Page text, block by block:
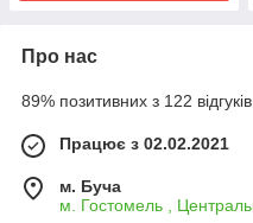
Про нас
89% позитивних з 122 відгуків
Працює з 02.02.2021
м. Буча
м. Гостомель ,